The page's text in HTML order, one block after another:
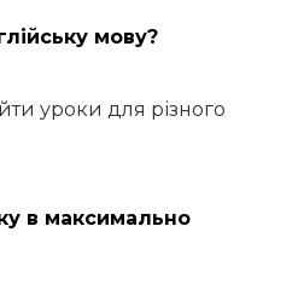
мову?
уроки для різного
в максимально